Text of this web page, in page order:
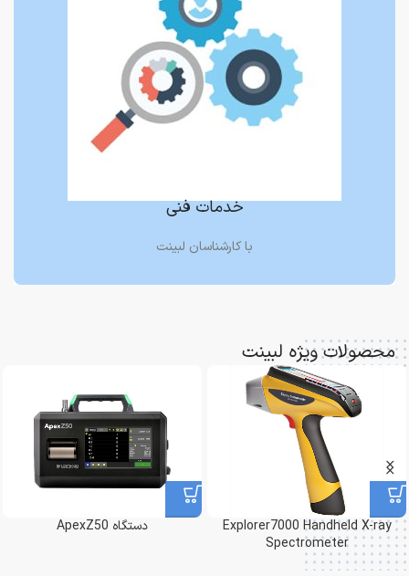
خدمات فنی
با کارشناسان لبینت
محصولات ویژه لبینت
Explorer7000 Handheld X-ray
Spectrometer
دستگاه ApexZ50